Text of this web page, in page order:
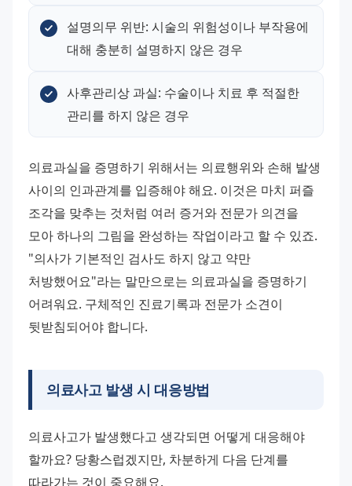
설명의무 위반: 시술의 위험성이나 부작용에
대해 충분히 설명하지 않은 경우
사후관리상 과실: 수술이나 치료 후 적절한
관리를 하지 않은 경우
의료과실을 증명하기 위해서는 의료행위와 손해 발생
사이의 인과관계를 입증해야 해요. 이것은 마치 퍼즐
조각을 맞추는 것처럼 여러 증거와 전문가 의견을
모아 하나의 그림을 완성하는 작업이라고 할 수 있죠.
"의사가 기본적인 검사도 하지 않고 약만
처방했어요"라는 말만으로는 의료과실을 증명하기
어려워요. 구체적인 진료기록과 전문가 소견이
뒷받침되어야 합니다.
의료사고 발생 시 대응방법
의료사고가 발생했다고 생각되면 어떻게 대응해야
할까요? 당황스럽겠지만, 차분하게 다음 단계를
따라가는 것이 중요해요.